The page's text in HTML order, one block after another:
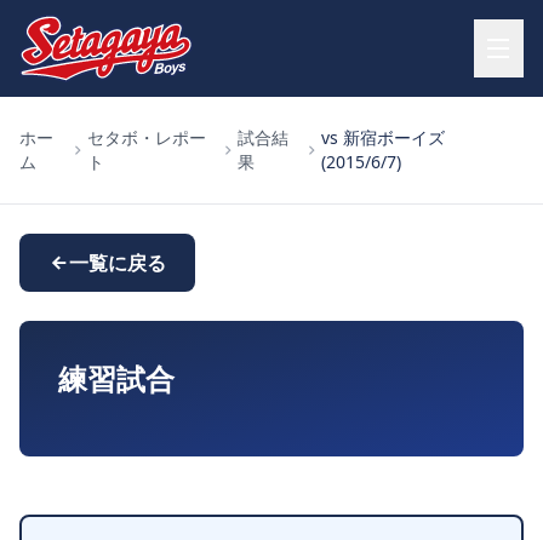
ホー
ム
セタボ・レポー
ト
試合結
果
vs 新宿ボーイズ
(2015/6/7)
一覧に戻る
練習試合